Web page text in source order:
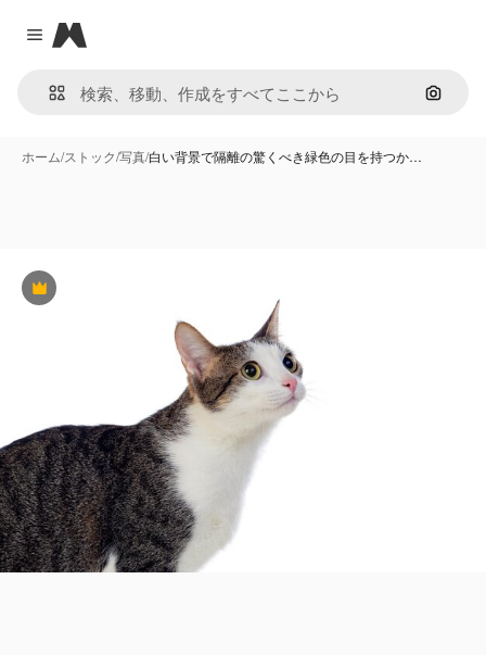
Close menu
Magnific
画像で
ホーム/ストック/写真/白い背景で隔離の驚くべき緑色の目を持つか…
Premium